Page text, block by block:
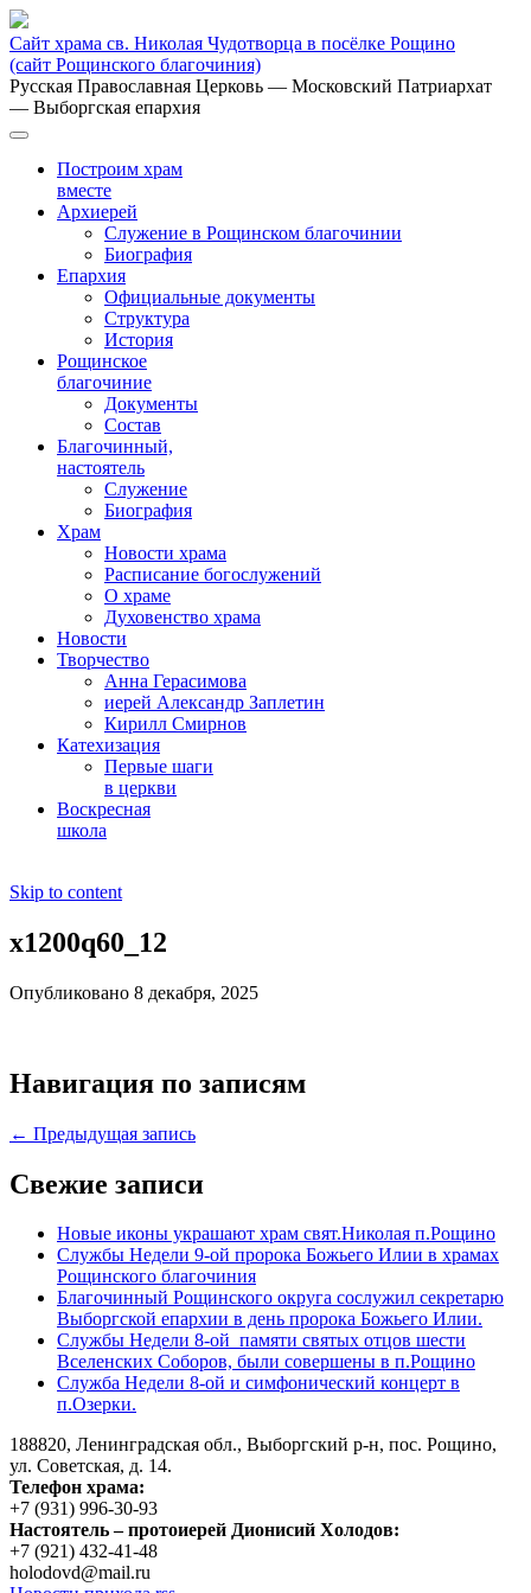
Сайт храма св. Николая Чудотворца в посёлке Рощино
(сайт Рощинского благочиния)
Русская Православная Церковь — Московский Патриархат
— Выборгская епархия
Построим храм
вместе
Архиерей
Служение в Рощинском благочинии
Биография
Епархия
Официальные документы
Структура
История
Рощинское
благочиние
Документы
Состав
Благочинный,
настоятель
Служение
Биография
Храм
Новости храма
Расписание богослужений
О храме
Духовенство храма
Новости
Творчество
Анна Герасимова
иерей Александр Заплетин
Кирилл Смирнов
Катехизация
Первые шаги
в церкви
Воскресная
школа
Skip to content
x1200q60_12
Опубликовано 8 декабря, 2025
Навигация по записям
← Предыдущая запись
Свежие записи
Новые иконы украшают храм свят.Николая п.Рощино
Службы Недели 9-ой пророка Божьего Илии в храмах
Рощинского благочиния
Благочинный Рощинского округа сослужил секретарю
Выборгской епархии в день пророка Божьего Илии.
Службы Недели 8-ой памяти святых отцов шести
Вселенских Соборов, были совершены в п.Рощино
Служба Недели 8-ой и симфонический концерт в
п.Озерки.
188820, Ленинградская обл., Выборгский р-н, пос. Рощино,
ул. Советская, д. 14.
Телефон храма:
+7 (931) 996-30-93
Настоятель – протоиерей Дионисий Холодов:
+7 (921) 432-41-48
holodovd@mail.ru